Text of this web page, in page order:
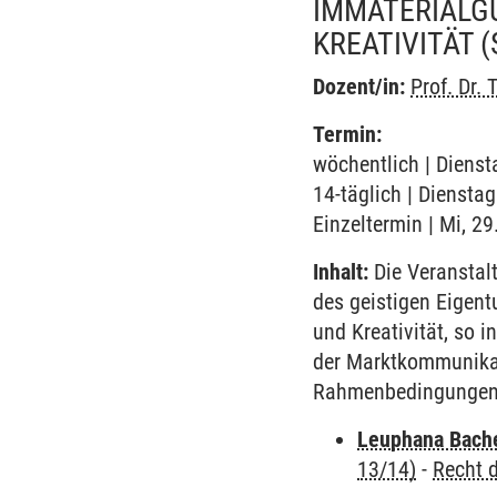
KREATIVITÄT
Dozent/in: Prof. Dr.
Termin:
wöchentlich |
14-täglich |
Einzeltermin | Mi,
Inhalt: Die
des geistigen
und Kreativität, so
der
Leuphana
13/14) - Recht